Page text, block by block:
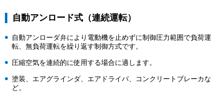
自動アンロード式（連続運転）
自動アンローダ弁により電動機を止めずに制御圧力範囲で負荷運
転、無負荷運転を繰り返す制御方式です。
圧縮空気を連続的に使用する場合に適します。
塗装、エアグラインダ、エアドライバ、コンクリートブレーカな
ど。